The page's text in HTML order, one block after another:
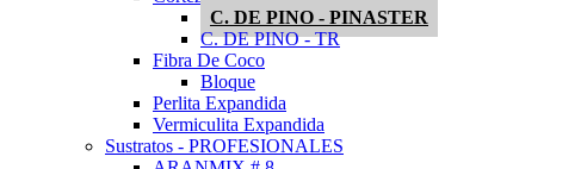
C. DE PINO - PINASTER
C. DE PINO - TR
Fibra De Coco
Bloque
Perlita Expandida
Vermiculita Expandida
Sustratos - PROFESIONALES